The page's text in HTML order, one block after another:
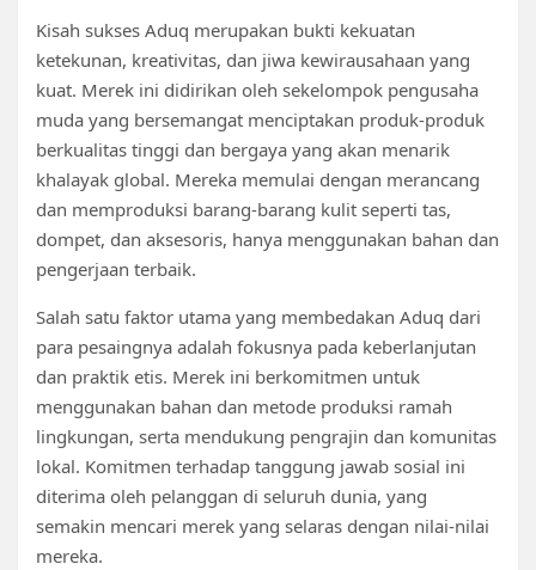
Kisah sukses Aduq merupakan bukti kekuatan
ketekunan, kreativitas, dan jiwa kewirausahaan yang
kuat. Merek ini didirikan oleh sekelompok pengusaha
muda yang bersemangat menciptakan produk-produk
berkualitas tinggi dan bergaya yang akan menarik
khalayak global. Mereka memulai dengan merancang
dan memproduksi barang-barang kulit seperti tas,
dompet, dan aksesoris, hanya menggunakan bahan dan
pengerjaan terbaik.
Salah satu faktor utama yang membedakan Aduq dari
para pesaingnya adalah fokusnya pada keberlanjutan
dan praktik etis. Merek ini berkomitmen untuk
menggunakan bahan dan metode produksi ramah
lingkungan, serta mendukung pengrajin dan komunitas
lokal. Komitmen terhadap tanggung jawab sosial ini
diterima oleh pelanggan di seluruh dunia, yang
semakin mencari merek yang selaras dengan nilai-nilai
mereka.